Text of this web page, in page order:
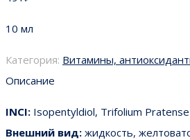
10 мл
Категория: Витамины,
Описание
INCI: Isopentyldiol, Trifolium
Внешний вид: жидкость,